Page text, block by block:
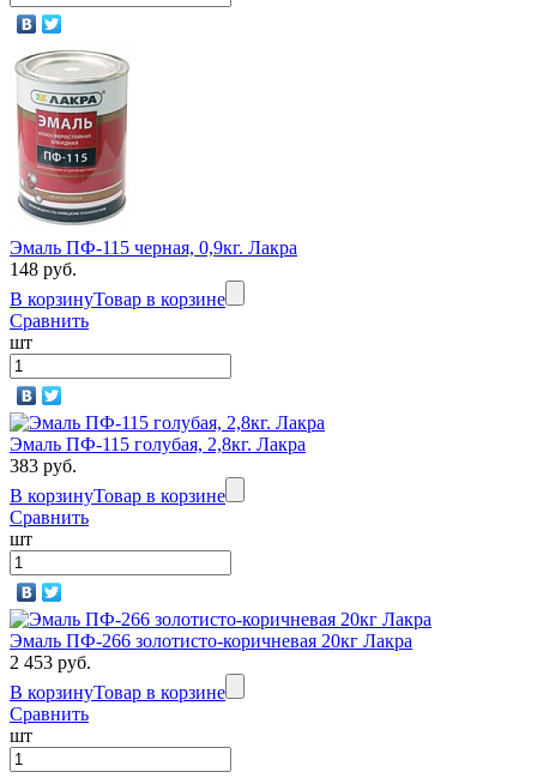
Эмаль ПФ-115 черная, 0,9кг. Лакра
148 руб.
В корзинуТовар в корзине
Сравнить
шт
Эмаль ПФ-115 голубая, 2,8кг. Лакра
383 руб.
В корзинуТовар в корзине
Сравнить
шт
Эмаль ПФ-266 золотисто-коричневая 20кг Лакра
2 453 руб.
В корзинуТовар в корзине
Сравнить
шт